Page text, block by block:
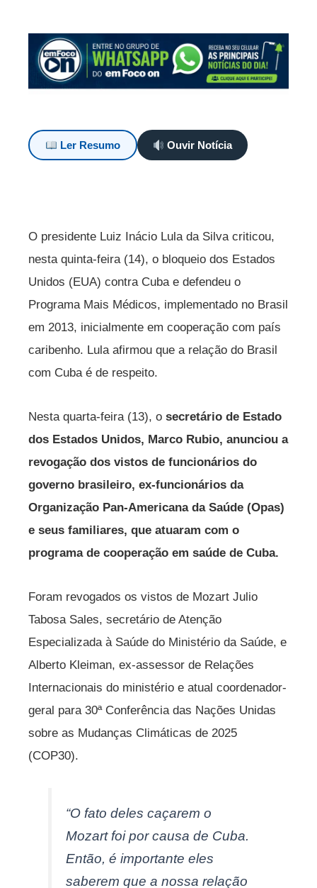
Ler Resumo Ouvir Notícia
O presidente Luiz Inácio Lula da Silva criticou,
nesta quinta-feira (14), o bloqueio dos Estados
Unidos (EUA) contra Cuba e defendeu o
Programa Mais Médicos, implementado no Brasil
em 2013, inicialmente em cooperação com país
caribenho. Lula afirmou que a relação do Brasil
com Cuba é de respeito.
Nesta quarta-feira (13), o secretário de Estado
dos Estados Unidos, Marco Rubio, anunciou a
revogação dos vistos de funcionários do
governo brasileiro, ex-funcionários da
Organização Pan-Americana da Saúde (Opas)
e seus familiares, que atuaram com o
programa de cooperação em saúde de Cuba.
Foram revogados os vistos de Mozart Julio
Tabosa Sales, secretário de Atenção
Especializada à Saúde do Ministério da Saúde, e
Alberto Kleiman, ex-assessor de Relações
Internacionais do ministério e atual coordenador-
geral para 30ª Conferência das Nações Unidas
sobre as Mudanças Climáticas de 2025
(COP30).
“O fato deles caçarem o
Mozart foi por causa de Cuba.
Então, é importante eles
saberem que a nossa relação